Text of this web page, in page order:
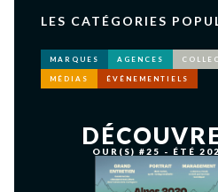
LES CATÉGORIES
MARQUES AGENCES
MÉDIAS ÉVÉNEMENTIELS
OUR(S) #25 - ÉTÉ